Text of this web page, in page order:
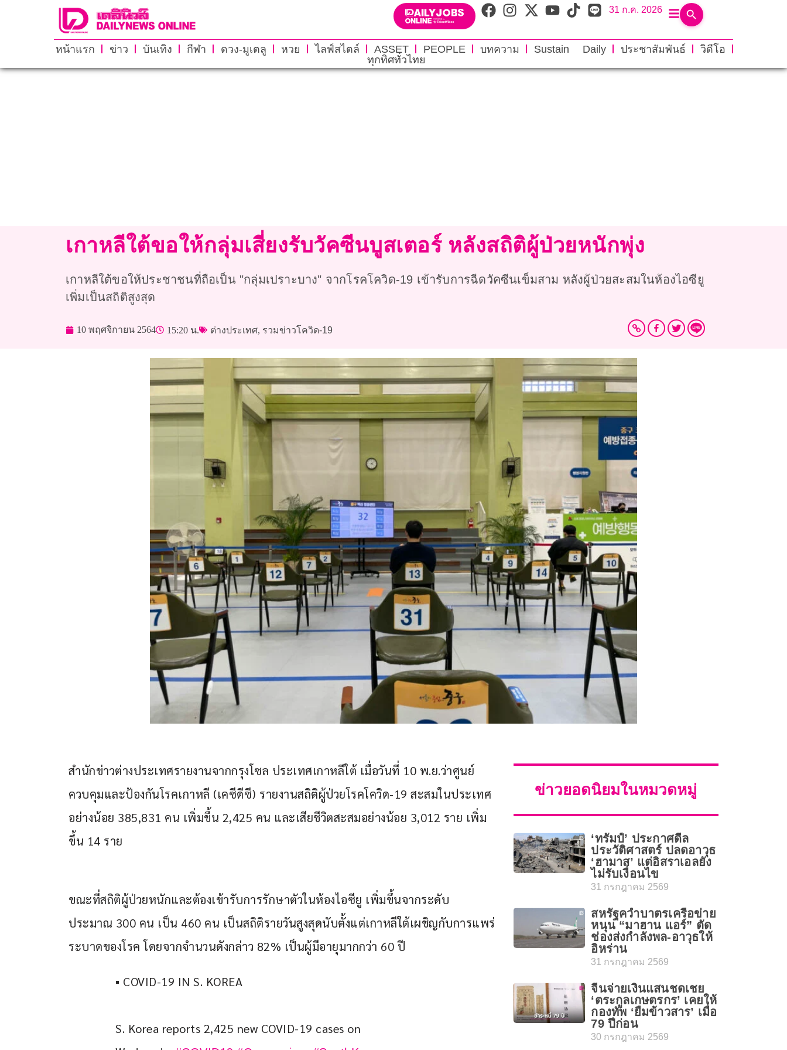
31 ก.ค. 2026
หน้าแรก ข่าว บันเทิง กีฬา ดวง-มูเตลู หวย ไลฟ์สไตล์ ASSET PEOPLE บทความ Sustain Daily ประชาสัมพันธ์
วิดีโอ
ทุกทิศทั่วไทย
เกาหลีใต้ขอให้กลุ่มเสี่ยงรับวัคซีนบูสเตอร์ หลังสถิติผู้ป่วยหนักพุ่ง
เกาหลีใต้ขอให้ประชาชนที่ถือเป็น "กลุ่มเปราะบาง" จากโรคโควิด-19 เข้ารับการฉีดวัคซีนเข็มสาม หลังผู้ป่วยสะสมในห้องไอซียู
เพิ่มเป็นสถิติสูงสุด
10 พฤศจิกายน 2564 15:20 น. ต่างประเทศ, รวมข่าวโควิด-19
สำนักข่าวต่างประเทศรายงานจากกรุงโซล ประเทศเกาหลีใต้ เมื่อวันที่ 10 พ.ย.ว่าศูนย์
ควบคุมและป้องกันโรคเกาหลี (เคซีดีซี) รายงานสถิติผู้ป่วยโรคโควิด-19 สะสมในประเทศ
อย่างน้อย 385,831 คน เพิ่มขึ้น 2,425 คน และเสียชีวิตสะสมอย่างน้อย 3,012 ราย เพิ่ม
ขึ้น 14 ราย
ขณะที่สถิติผู้ป่วยหนักและต้องเข้ารับการรักษาตัวในห้องไอซียู เพิ่มขึ้นจากระดับ
ประมาณ 300 คน เป็น 460 คน เป็นสถิติรายวันสูงสุดนับตั้งแต่เกาหลีใต้เผชิญกับการแพร่
ระบาดของโรค โดยจากจำนวนดังกล่าว 82% เป็นผู้มีอายุมากกว่า 60 ปี
▪ COVID-19 IN S. KOREA
S. Korea reports 2,425 new COVID-19 cases on
ข่าวยอดนิยมในหมวดหมู่
‘ทรัมป์’ ประกาศดีล
ประวัติศาสตร์ ปลดอาวุธ
‘ฮามาส’ แต่อิสราเอลยัง
ไม่รับเงื่อนไข
31 กรกฎาคม 2569
สหรัฐคว่ำบาตรเครือข่าย
หนุน “มาฮาน แอร์” ตัด
ช่องส่งกำลังพล-อาวุธให้
อิหร่าน
31 กรกฎาคม 2569
จีนจ่ายเงินแสนชดเชย
‘ตระกูลเกษตรกร’ เคยให้
กองทัพ ‘ยืมข้าวสาร’ เมื่อ
79 ปีก่อน
30 กรกฎาคม 2569